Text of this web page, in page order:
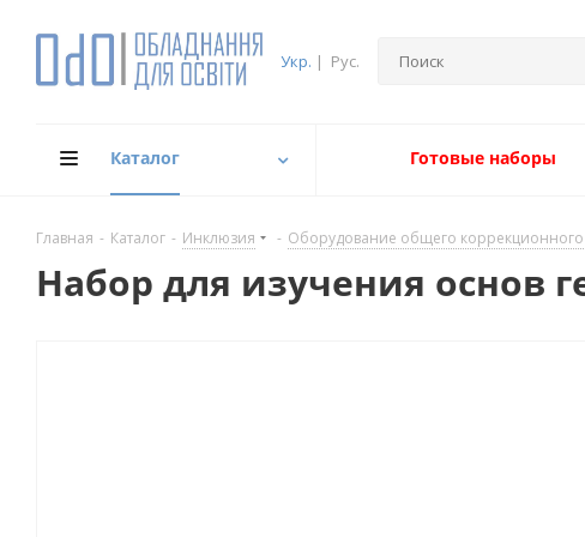
Укр. | Рус.
Каталог Готовые наборы
Главная - Каталог - Инклюзия - Оборудование общего
Набор для изучения основ